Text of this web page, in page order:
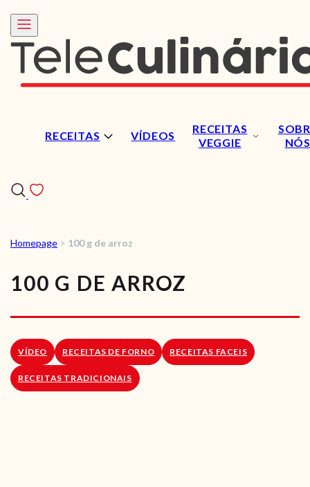
RECEITAS VÍDEOS
RECEITAS
VEGGIE
NÓS
VÍDEOS
RECEITAS VEGGIE
SOBRE NÓS
LOJA ONLINE
Homepage > 100 g de arroz
100 G DE ARROZ
VÍDEO RECEITAS DE FORNO RECEITAS FACEIS
RECEITAS TRADICIONAIS